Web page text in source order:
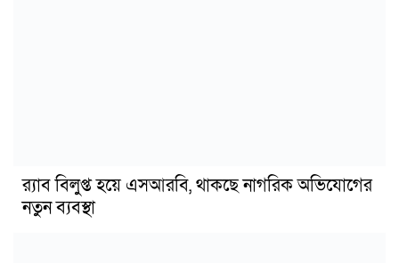
র‍্যাব বিলুপ্ত হয়ে এসআরবি, থাকছে নাগরিক অভিযোগের
নতুন ব্যবস্থা